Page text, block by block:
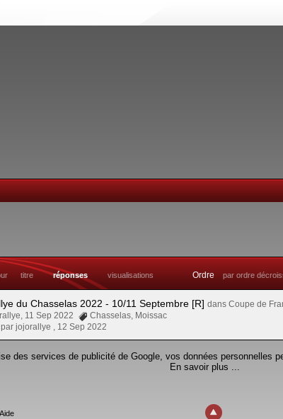
titre réponses visualisations Ordre par ordre
du Chasselas 2022 - 10/11 Septembre [R] dans Coupe de
11 Sep 2022
Chasselas, Moissac
jojorallye , 12 Sep 2022
des services de publicité de Google, vos données personnelles
En savoir plus ...
Aide